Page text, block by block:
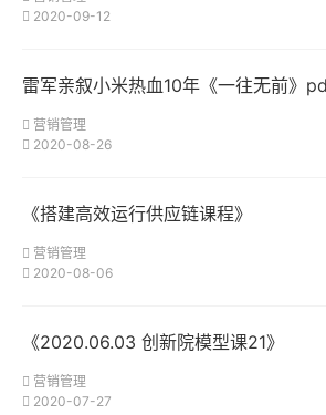
2020-09-12
雷军亲叙小米热血10年《一往无前》
营销管理
2020-08-26
《搭建高效运行供应链课程》
营销管理
2020-08-06
《2020.06.03 创新院模型课21》
营销管理
2020-07-27